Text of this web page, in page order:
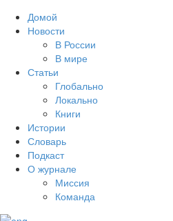
Домой
Новости
В России
В мире
Статьи
Глобально
Локально
Книги
Истории
Словарь
Подкаст
О журнале
Миссия
Команда